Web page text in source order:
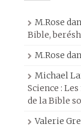
M.Rose
Bible,
M.Rose
Michael
Science :
de la Bible
Valerie